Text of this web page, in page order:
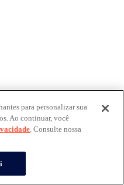
para personalizar sua
Ao continuar, você
. Consulte nossa